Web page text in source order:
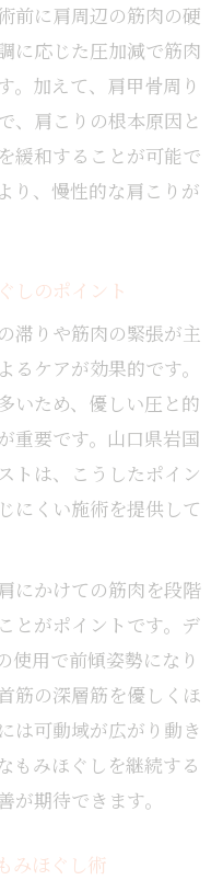
前に肩周辺の筋肉の硬
に応じた圧加減で筋肉
。加えて、肩甲骨周り
、肩こりの根本原因と
緩和することが可能で
り、慢性的な肩こりが
しのポイント
滞りや筋肉の緊張が主
ケアが効果的です。
いため、優しい圧と的
重要です。山口県岩国
トは、こうしたポイン
にくい施術を提供して
にかけての筋肉を段階
とがポイントです。デ
使用で前傾姿勢になり
筋の深層筋を優しくほ
は可動域が広がり動き
もみほぐしを継続する
が期待できます。
みほぐし術